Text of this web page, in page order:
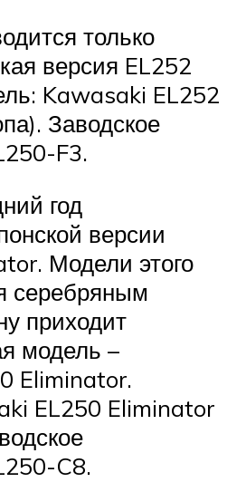
только
версия EL252
Kawasaki EL252
Заводское
F3.
год
версии
Модели этого
серебряным
приходит
модель –
Eliminator.
EL250 Eliminator
C8.